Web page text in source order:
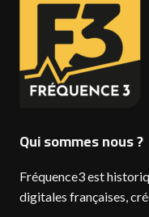
Qui sommes nous ?
Fréquence3 est
digitales françaises,